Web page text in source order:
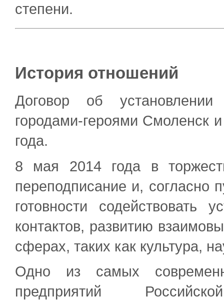
степени.
История отношений
Договор об
городами-героями Смоленск
года.
8 мая 2014 года в
переподписание и, согласно
готовности содействовать
контактов, развитию
сферах, таких как культура,
Одно из самых
предприятий